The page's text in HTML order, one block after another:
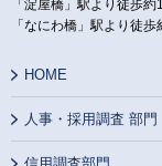
「淀屋橋」駅より徒歩約
「なにわ橋」駅より徒歩
HOME
人事・採用調査 部門